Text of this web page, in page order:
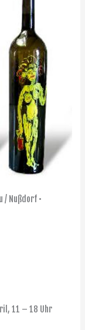
/ Nußdorf •
11 – 18 Uhr